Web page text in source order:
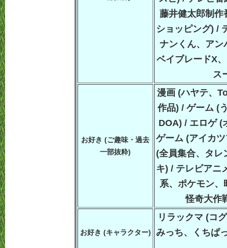
藤井健太郎制作
ショッピング) /
ナンくん、アン
ベイブレードX
ス
お好き (ご趣味・過去
一部抜粋)
漫画 (ハヤテ、
作品) / ゲーム (
DOA) / エロゲ (
ゲーム (アイカ
(全員集合、タレ
キ) / テレビアニ
系、ポケモン、
怪奇大作
お好き (キャラクター)
リラックマ (コ
みっち、くちぱ